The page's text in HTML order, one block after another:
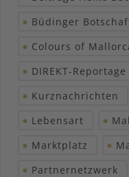
Büdinger
Colours of
DIREKT-
Kurznachrichten
Lebensart
Marktplatz
Partnernetzwerk